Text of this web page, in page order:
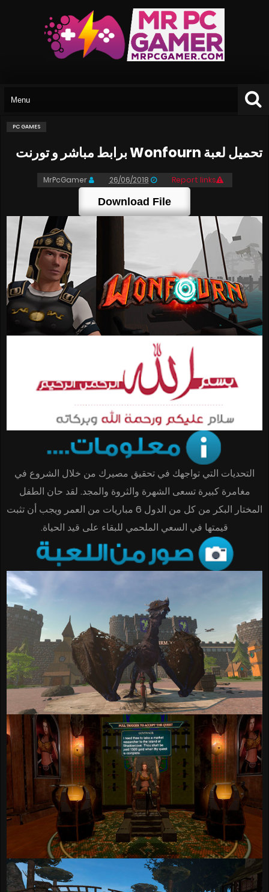
PC GAMES
تحميل لعبة Wonfourn برابط مباشر و تورنت
MrPcGamer 26/06/2018 Report links
Download File
التحديات التي تواجهك في تحقيق مصيرك من خلال الشروع في
مغامرة كبيرة تسعى الشهرة والثروة والمجد. لقد حان الطفل
المختار البكر من كل من الدول 6 مباريات من العمر ويجب أن تثبت
قيمتها في السعي الملحمي للبقاء على قيد الحياة.